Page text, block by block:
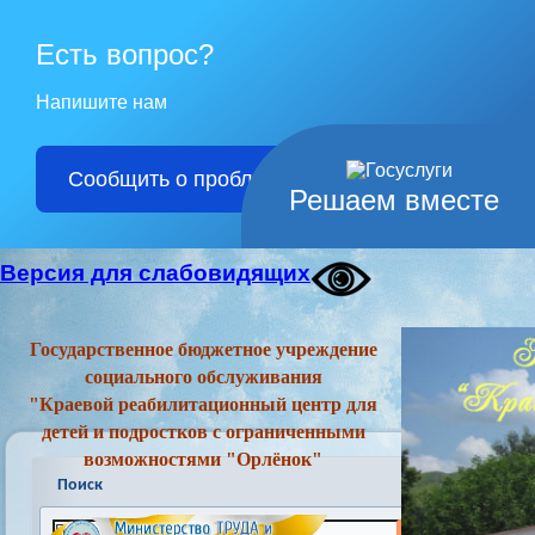
Решаем вместе
Есть вопрос?
Напишите нам
Сообщить о проблеме
Версия для слабовидящих
Государственное бюджетное учреждение
социального обслуживания
"Краевой реабилитационный центр для
детей и подростков с ограниченными
возможностями "Орлёнок"
Поиск